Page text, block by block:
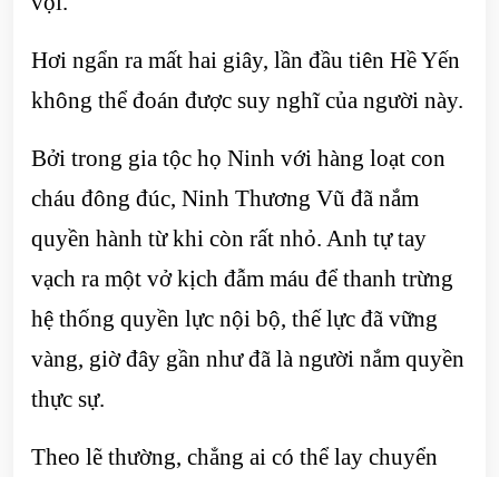
Hơi ngẩn ra mất hai giây, lần đầu tiên Hề Yến
không thể đoán được suy nghĩ của người này.
Bởi trong gia tộc họ Ninh với hàng loạt con
cháu đông đúc, Ninh Thương Vũ đã nắm
quyền hành từ khi còn rất nhỏ. Anh tự tay
vạch ra một vở kịch đẫm máu để thanh trừng
hệ thống quyền lực nội bộ, thế lực đã vững
vàng, giờ đây gần như đã là người nắm quyền
thực sự.
Theo lẽ thường, chẳng ai có thể lay chuyển